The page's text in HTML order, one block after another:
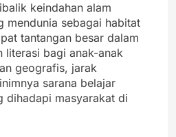
keindahan alam
mendunia sebagai habitat
tantangan besar dalam
literasi bagi anak-anak
geografis, jarak
sarana belajar
dihadapi masyarakat di